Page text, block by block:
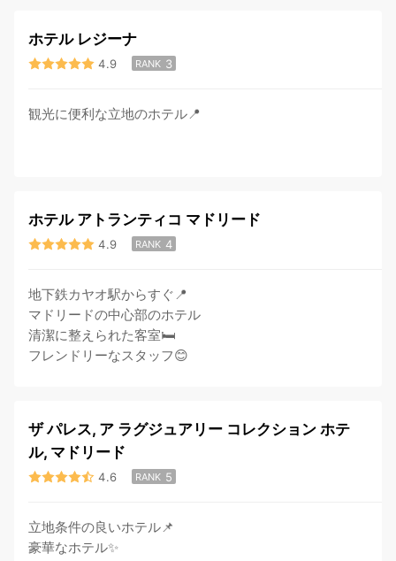
ホテル レジーナ
4.9 RANK 3
観光に便利な立地のホテル📍
ホテル アトランティコ マドリード
4.9 RANK 4
地下鉄カヤオ駅からすぐ📍
マドリードの中心部のホテル
清潔に整えられた客室🛏
フレンドリーなスタッフ😊
ザ パレス, ア ラグジュアリー コレクション ホテ
ル, マドリード
4.6 RANK 5
立地条件の良いホテル📌
豪華なホテル✨